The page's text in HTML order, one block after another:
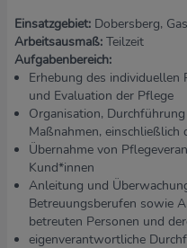
Einsatzgebiet: Dobersberg,
Arbeitsausmaß: Teilzeit
Aufgabenbereich:
Erhebung des individuellen
und Evaluation der Pflege
Organisation,
Maßnahmen,
Übernahme von
Kund*innen
Anleitung und
Betreuungsberufen sowie
betreuten Personen und
eigenverantwortliche